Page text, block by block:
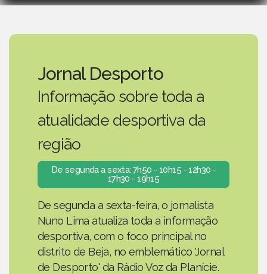
Jornal Desporto
Informação sobre toda a
atualidade desportiva da
região
De segunda a sexta: 7h50 - 10h15 - 12h30 -
17h30 - 19h15
De segunda a sexta-feira, o jornalista
Nuno Lima atualiza toda a informação
desportiva, com o foco principal no
distrito de Beja, no emblemático 'Jornal
de Desporto' da Rádio Voz da Planície.